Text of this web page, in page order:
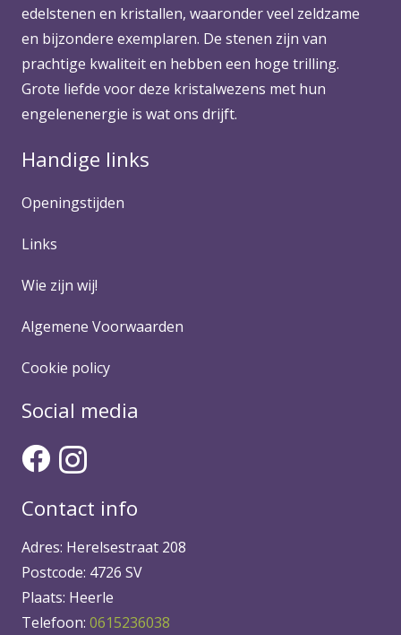
edelstenen en kristallen, waaronder veel zeldzame
en bijzondere exemplaren. De stenen zijn van
prachtige kwaliteit en hebben een hoge trilling.
Grote liefde voor deze kristalwezens met hun
engelenenergie is wat ons drijft.
Handige links
Openingstijden
Links
Wie zijn wij!
Algemene Voorwaarden
Cookie policy
Social media
Contact info
Adres: Herelsestraat 208
Postcode: 4726 SV
Plaats: Heerle
Telefoon: 0615236038